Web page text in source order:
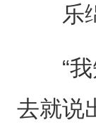
乐绵
“我
去就说